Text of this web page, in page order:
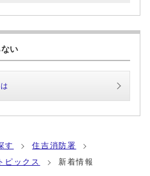
い
す
住吉消防署
ピックス 新着情報